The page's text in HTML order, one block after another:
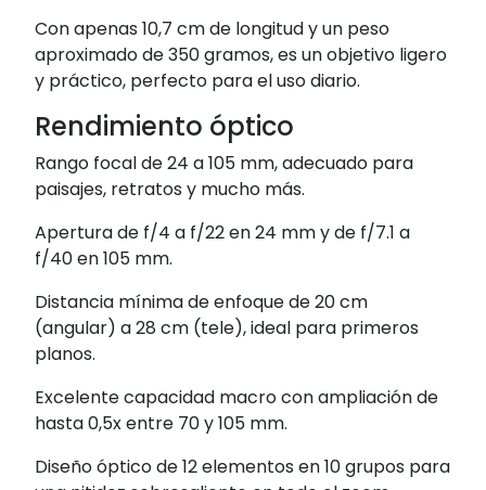
Con apenas 10,7 cm de longitud y un peso
aproximado de 350 gramos, es un objetivo ligero
y práctico, perfecto para el uso diario.
Rendimiento óptico
Rango focal de 24 a 105 mm, adecuado para
paisajes, retratos y mucho más.
Apertura de f/4 a f/22 en 24 mm y de f/7.1 a
f/40 en 105 mm.
Distancia mínima de enfoque de 20 cm
(angular) a 28 cm (tele), ideal para primeros
planos.
Excelente capacidad macro con ampliación de
hasta 0,5x entre 70 y 105 mm.
Diseño óptico de 12 elementos en 10 grupos para